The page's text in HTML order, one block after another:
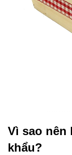
Vì sao nên
khẩu?